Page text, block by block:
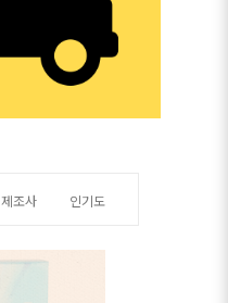
제조사 인기도